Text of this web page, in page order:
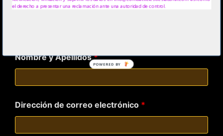
Nombre y Apellidos*
Dirección de correo electrónico *
el derecho a presentar una reclamación ante una autoridad de control.
POWERED BY